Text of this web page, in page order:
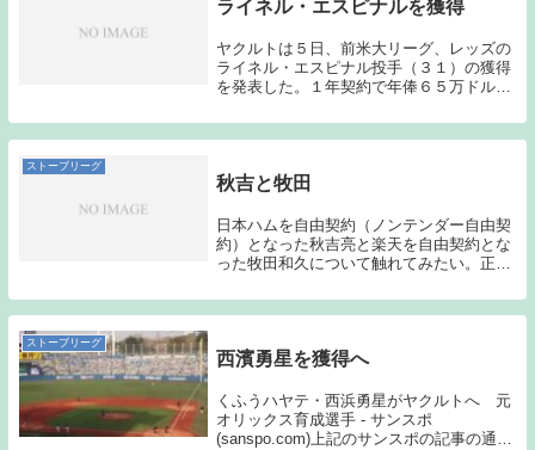
ライネル・エスピナルを獲得
ヤクルトは５日、前米大リーグ、レッズの
ライネル・エスピナル投手（３１）の獲得
を発表した。１年契約で年俸６５万ドル
８」。ドミニカ共和国出身で１９０センチ
の長身右腕。メジャー通算２１９勝右腕、
ストーブリーグ
秋吉と牧田
日本ハムを自由契約（ノンテンダー自由契
約）となった秋吉亮と楽天を自由契約とな
った牧田和久について触れてみたい。正直
が獲得に動くのではないか？と予想してい
たのだが、秋吉、牧田ともにNPB球団から
ストーブリーグ
西濱勇星を獲得へ
くふうハヤテ・西浜勇星がヤクルトへ 元
オリックス育成選手 - サンスポ
(sanspo.com)上記のサンスポの記事の通